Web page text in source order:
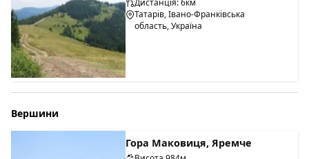
Татарів, Івано-Франківська
область, Україна
Вершини
Гора Маковиця, Яремче